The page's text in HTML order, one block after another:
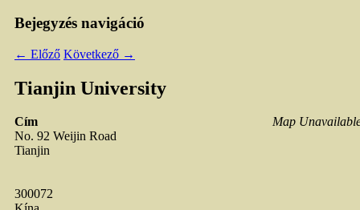
Bejegyzés navigáció
← Előző Következő →
Tianjin University
Map
Cím
No. 92 Weijin Road
Tianjin
300072